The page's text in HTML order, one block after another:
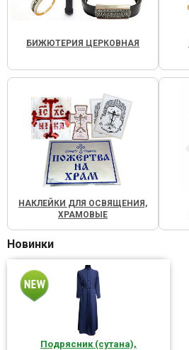
БИЖЮТЕРИЯ ЦЕРКОВНАЯ
НАКЛЕЙКИ ДЛЯ ОСВЯЩЕНИЯ,
ХРАМОВЫЕ
Новинки
Подрясник (сутана),